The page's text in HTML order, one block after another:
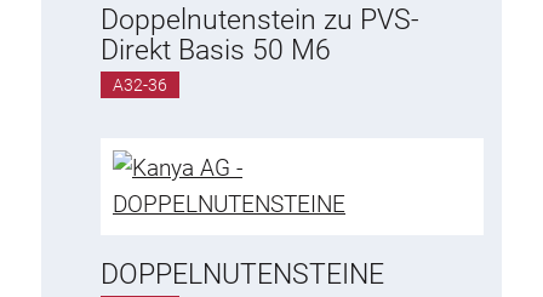
Eckelement
Hubsäulen
Doppelnutenstein zu PVS-
Direkt Basis 50 M6
A32-36
DOPPELNUTENSTEINE